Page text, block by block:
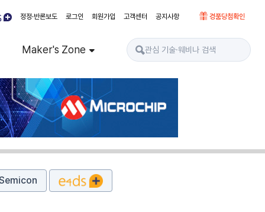
정정·반론보도 로그인 회원가입 고객센터 공지사항 경품당첨확인
Maker's Zone